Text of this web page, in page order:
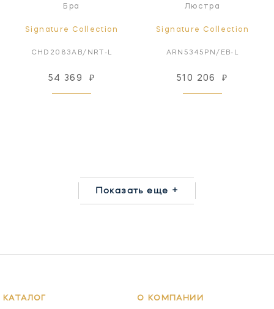
Бра
Signature Collection
CHD2083AB/NRT-L
54 369 ₽
Люстра
Signature Collection
ARN5345PN/EB-L
510 206 ₽
Показать еще +
КАТАЛОГ О КОМПАНИИ